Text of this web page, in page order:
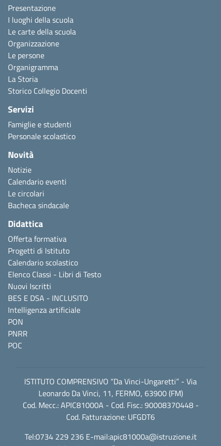
Presentazione
I luoghi della scuola
Le carte della scuola
Organizzazione
Le persone
Organigramma
La Storia
Storico Collegio Docenti
Servizi
Famiglie e studenti
Personale scolastico
Novità
Notizie
Calendario eventi
Le circolari
Bacheca sindacale
Didattica
Offerta formativa
Progetti di Istituto
Calendario scolastico
Elenco Classi - Libri di Testo
Nuovi Iscritti
BES E DSA - INCLUSITO
Intelligenza artificiale
PON
PNRR
POC
ISTITUTO COMPRENSIVO “Da Vinci-Ungaretti” - Via
Leonardo Da Vinci, 11, FERMO, 63900 (FM)
Cod. Mecc.: APIC81000A - Cod. Fisc.: 90008370448 -
Cod. Fatturazione: UFGDT6
Tel:0734 229 236 E-mail:apic81000a@istruzione.it